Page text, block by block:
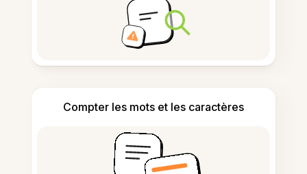
Compter les mots et les caractères